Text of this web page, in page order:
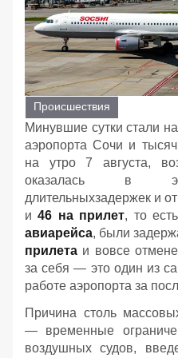
Происшествия
Минувшие сутки стали
аэропорта Сочи и
на утро 7 августа,
оказалась в
длительныхзадержек и
и46 на прилет, то
авиарейса, были
прилета и вовсе
за себя — это один из
работе аэропорта за
Причина столь
— временные
воздушных судов,